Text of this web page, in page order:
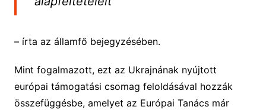
– írta az államfő bejegyzésében.
Mint fogalmazott, ezt az Ukrajnának nyújtott
európai támogatási csomag feloldásával hozzák
összefüggésbe, amelyet az Európai Tanács már